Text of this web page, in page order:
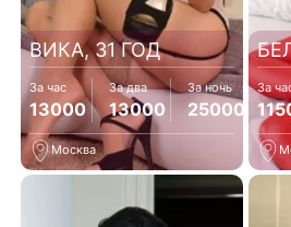
ВИКА, 31 ГОД
За час
13000
За два
13000
За ночь
25000
Москва
За